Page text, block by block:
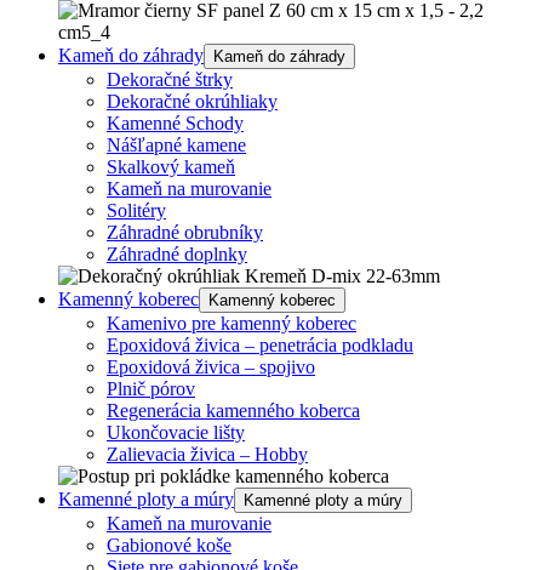
Kameň do záhrady Kameň do záhrady
Dekoračné štrky
Dekoračné okrúhliaky
Kamenné Schody
Nášľapné kamene
Skalkový kameň
Kameň na murovanie
Solitéry
Záhradné obrubníky
Záhradné doplnky
Kamenný koberec Kamenný koberec
Kamenivo pre kamenný koberec
Epoxidová živica – penetrácia podkladu
Epoxidová živica – spojivo
Plnič pórov
Regenerácia kamenného koberca
Ukončovacie lišty
Zalievacia živica – Hobby
Kamenné ploty a múry Kamenné ploty a múry
Kameň na murovanie
Gabionové koše